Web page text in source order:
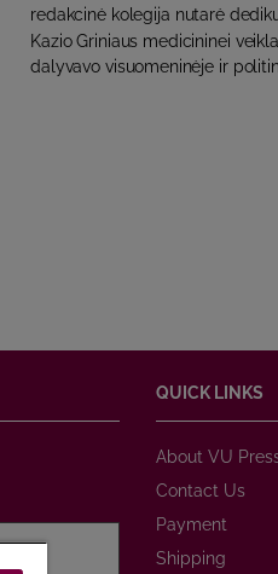
redakcinė kolegija nutarė
Kazio Griniaus medicininei
dalyvavo visuomeninėje ir
QUICK LINKS
About VU
Contact Us
Payment
Shipping